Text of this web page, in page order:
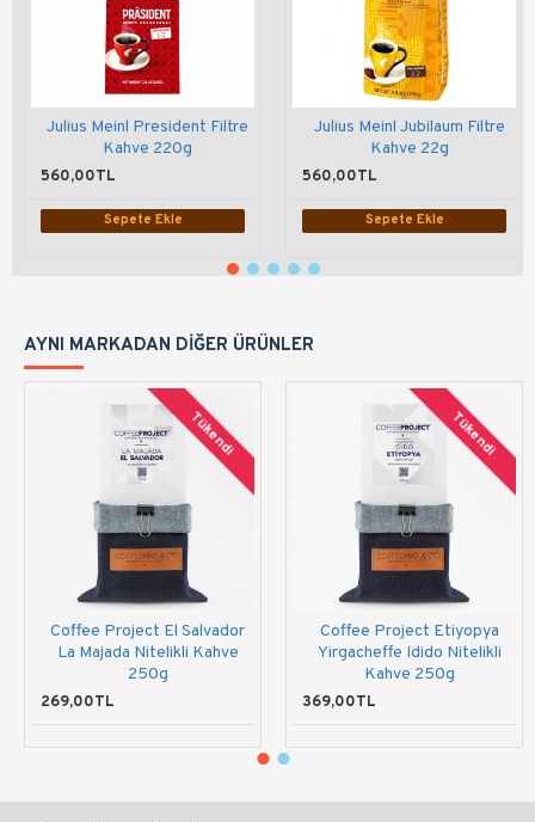
Julius Meinl President Filtre
Kahve 220g
560,00TL
Sepete Ekle
Julius Meinl Jubilaum Filtre
Kahve 22g
560,00TL
Sepete Ekle
AYNI MARKADAN DIĞER ÜRÜNLER
Tükendi
Coffee Project El Salvador
La Majada Nitelikli Kahve
250g
269,00TL
Tükendi
Coffee Project Etiyopya
Yirgacheffe Idido Nitelikli
Kahve 250g
369,00TL